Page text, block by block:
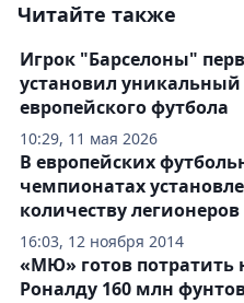
Читайте также
10:29, 11 мая 2026
Игрок "Барселоны"
установил уникальный
европейского футбола
16:03, 12 ноября 2014
В европейских
чемпионатах
количеству легионеров
«МЮ» готов потратить
Роналду 160 млн